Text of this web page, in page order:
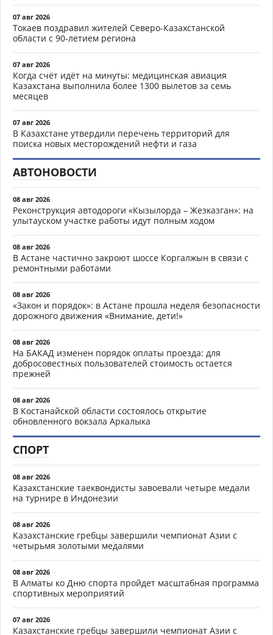
07 авг 2026
Токаев поздравил жителей Северо-Казахстанской
области с 90-летием региона
07 авг 2026
Когда счёт идёт на минуты: медицинская авиация
Казахстана выполнила более 1300 вылетов за семь
месяцев
07 авг 2026
В Казахстане утвердили перечень территорий для
поиска новых месторождений нефти и газа
АВТОНОВОСТИ
08 авг 2026
Реконструкция автодороги «Кызылорда – Жезказган»: на
улытауском участке работы идут полным ходом
08 авг 2026
В Астане частично закроют шоссе Коргалжын в связи с
ремонтными работами
08 авг 2026
«Закон и порядок»: в Астане прошла неделя безопасности
дорожного движения «Внимание, дети!»
08 авг 2026
На БАКАД изменен порядок оплаты проезда: для
добросовестных пользователей стоимость остается
прежней
08 авг 2026
В Костанайской области состоялось открытие
обновленного вокзала Аркалыка
СПОРТ
08 авг 2026
Казахстанские таеквондисты завоевали четыре медали
на турнире в Индонезии
08 авг 2026
Казахстанские гребцы завершили чемпионат Азии с
четырьмя золотыми медалями
08 авг 2026
В Алматы ко Дню спорта пройдет масштабная программа
спортивных мероприятий
07 авг 2026
Казахстанские гребцы завершили чемпионат Азии с